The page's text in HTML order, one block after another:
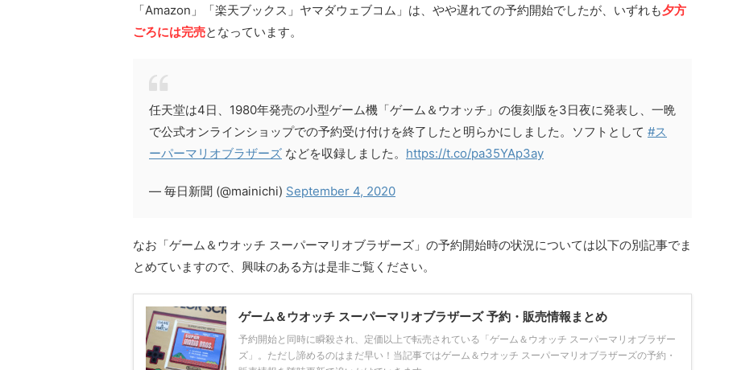
「Amazon」「楽天ブックス」ヤマダウェブコム」は、やや遅れての予約開始でしたが、いずれも夕方
ごろには完売となっています。
任天堂は4日、1980年発売の小型ゲーム機「ゲーム＆ウオッチ」の復刻版を3日夜に発表し、一晩
で公式オンラインショップでの予約受け付けを終了したと明らかにしました。ソフトとして #ス
ーパーマリオブラザーズ などを収録しました。 https://t.co/pa35YAp3ay
— 毎日新聞 (@mainichi) September 4, 2020
なお「ゲーム＆ウオッチ スーパーマリオブラザーズ」の予約開始時の状況については以下の別記事でま
とめていますので、興味のある方は是非ご覧ください。
ゲーム＆ウオッチ スーパーマリオブラザーズ 予約・販売情報まとめ
予約開始と同時に瞬殺され、定価以上で転売されている「ゲーム＆ウオッチ スーパーマリオブラザー
ズ」。ただし諦めるのはまだ早い！当記事ではゲーム＆ウオッチ スーパーマリオブラザーズの予約・